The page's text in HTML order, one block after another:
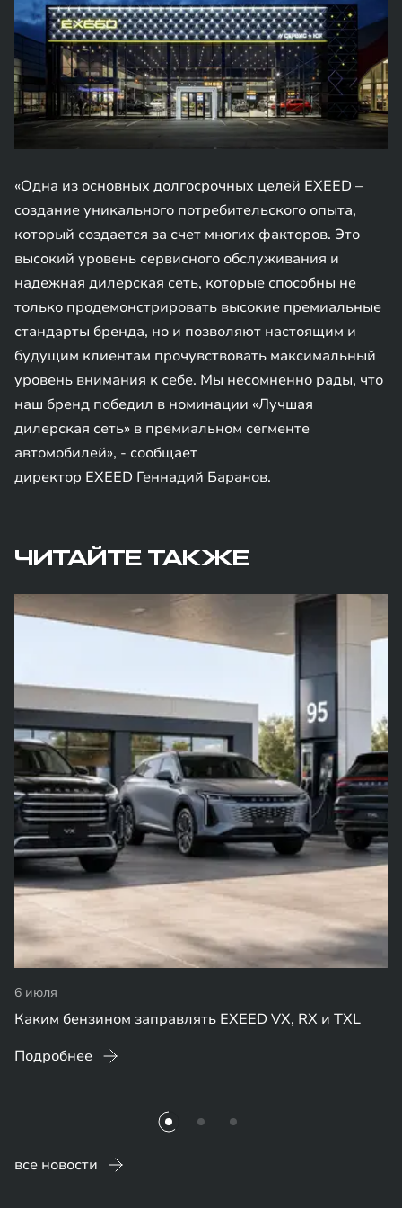
«Одна из основных долгосрочных целей EXEED –
создание уникального потребительского опыта,
который создается за счет многих факторов. Это
высокий уровень сервисного обслуживания и
надежная дилерская сеть, которые способны не
только продемонстрировать высокие премиальные
стандарты бренда, но и позволяют настоящим и
будущим клиентам прочувствовать максимальный
уровень внимания к себе. Мы несомненно рады, что
наш бренд победил в номинации «Лучшая
дилерская сеть» в премиальном сегменте
автомобилей», - сообщает
директор EXEED Геннадий Баранов.
ЧИТАЙТЕ ТАКЖЕ
6 июля
Каким бензином заправлять EXEED VX, RX и TXL
Подробнее
все новости